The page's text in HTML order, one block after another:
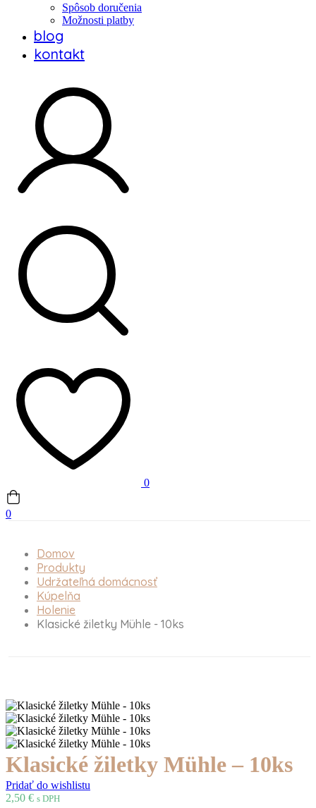
Spôsob doručenia
Možnosti platby
blog
kontakt
0
0
Domov
Produkty
Udržateľná domácnosť
Kúpelňa
Holenie
Klasické žiletky Mühle - 10ks
Klasické žiletky Mühle – 10ks
Pridať do wishlistu
2,50 € s DPH